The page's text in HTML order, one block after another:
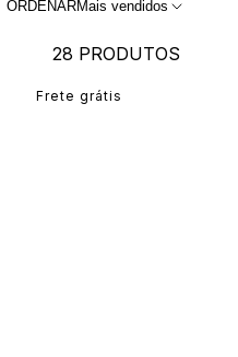
ORDENARMais vendidos
28 PRODUTOS
Frete grátis